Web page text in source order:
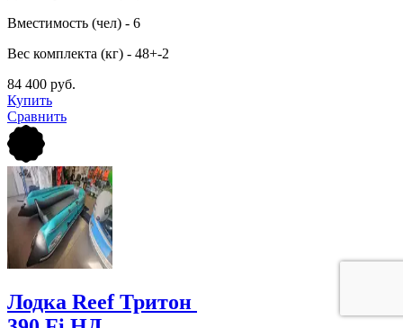
Вместимость (чел) - 6
Вес комплекта (кг) - 48+-2
84 400 руб.
Купить
Сравнить
Лодка Reef Тритон